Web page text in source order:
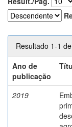
Resultado 1-1
Ano de
publicação
2019